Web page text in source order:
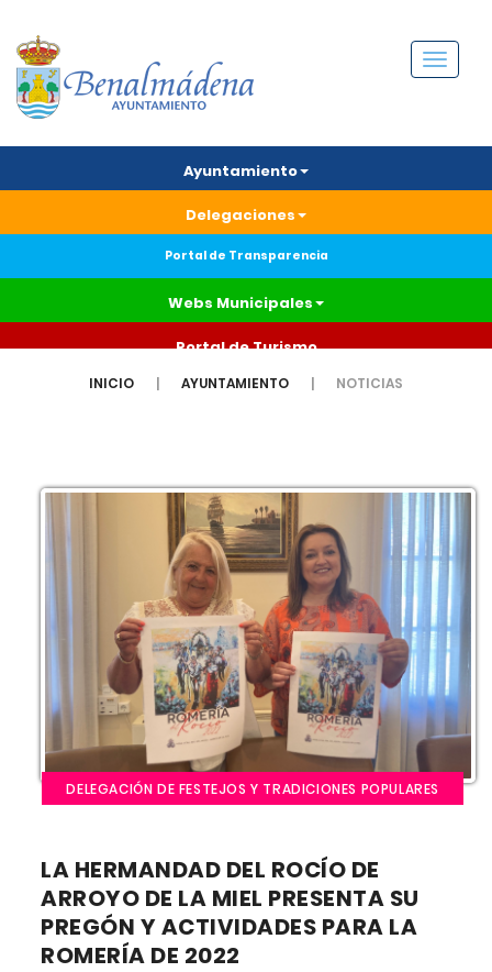
Menú
Ayuntamiento
Delegaciones
Portal de Transparencia
Webs Municipales
Portal de Turismo
INICIO AYUNTAMIENTO NOTICIAS
DELEGACIÓN DE FESTEJOS Y TRADICIONES POPULARES
LA HERMANDAD DEL ROCÍO DE
ARROYO DE LA MIEL PRESENTA SU
PREGÓN Y ACTIVIDADES PARA LA
ROMERÍA DE 2022